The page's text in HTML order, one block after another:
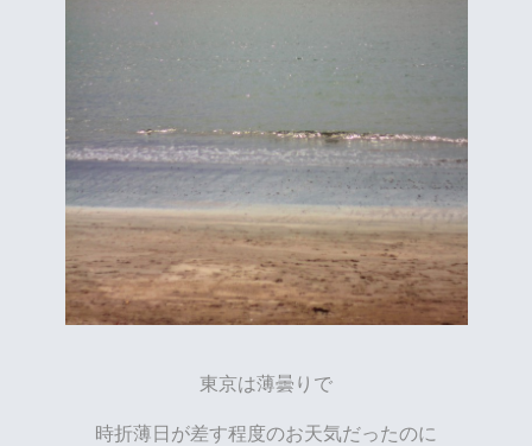
東京は薄曇りで
時折薄日が差す程度のお天気だったのに